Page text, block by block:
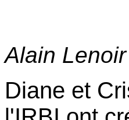
Alain
Diane et